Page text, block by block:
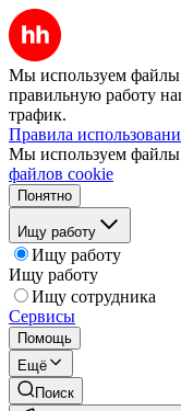
Мы используем файлы
правильную работу
трафик.
Правила
Мы используем файлы
файлов cookie
Понятно
Ищу работу
Ищу работу
Ищу работу
Ищу сотрудника
Сервисы
Помощь
Ещё
Поиск